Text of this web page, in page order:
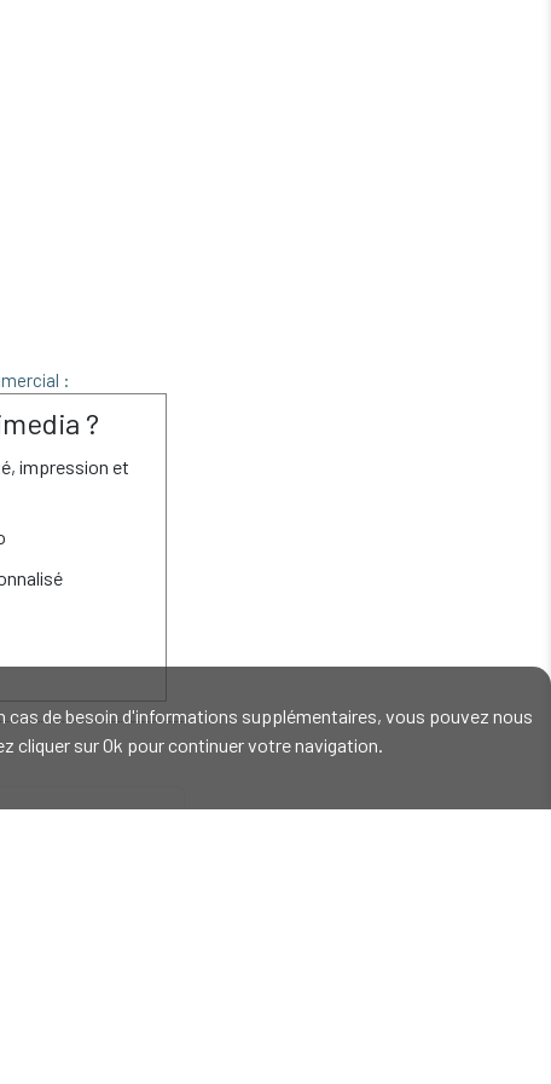
de besoin d'informations supplémentaires, vous pouvez nous
cliquer sur Ok pour continuer votre navigation.
:
?
impression et